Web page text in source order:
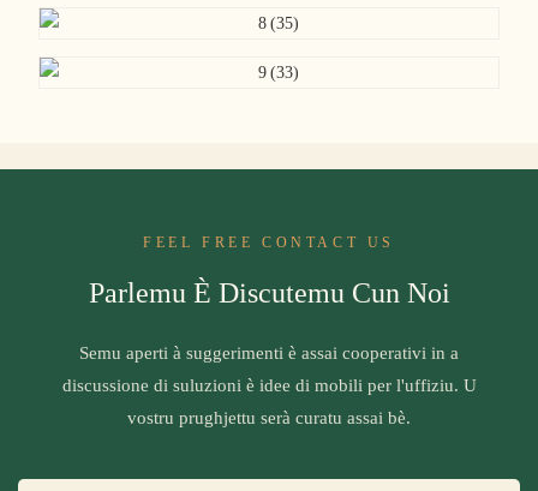
FEEL FREE CONTACT US
Parlemu È Discutemu Cun Noi
Semu aperti à suggerimenti è assai cooperativi in ​​a
discussione di suluzioni è idee di mobili per l'uffiziu. U
vostru prughjettu serà curatu assai bè.